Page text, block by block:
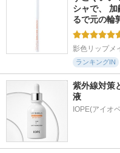
シャで、
るで元の輪
影色リップメ
ランキングIN
紫外線対策
液